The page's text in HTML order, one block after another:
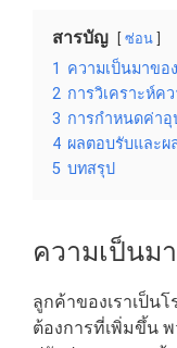
สารบัญ ซ่อน
1 ความเป็นมาขอ
2 การวิเคราะห์ค
3 การกำหนดค่า
4 ผลตอบรับและ
5 บทสรุป
ความเป็นม
ลูกค้าของเราเป็น
ต้องการที่เพิ่มขึ้น พ